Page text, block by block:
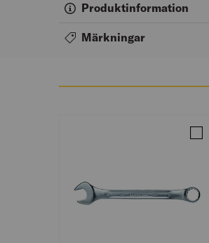
Produktinformation
Märkningar